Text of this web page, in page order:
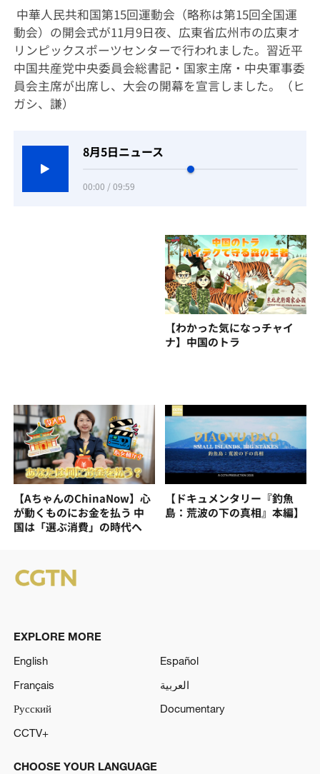
中華人民共和国第15回運動会（略称は第15回全国運
動会）の開会式が11月9日夜、広東省広州市の広東オ
リンピックスポーツセンターで行われました。習近平
中国共産党中央委員会総書記・国家主席・中央軍事委
員会主席が出席し、大会の開幕を宣言しました。（ヒ
ガシ、謙）
8月5日ニュース
00:00 / 09:59
【わかった気になっチャイ
ナ】中国のトラ
【AちゃんのChinaNow】心
が動くものにお金を払う 中
国は「選ぶ消費」の時代へ
【ドキュメンタリー『釣魚
島：荒波の下の真相』本編】
EXPLORE MORE
English
Español
Français
العربية
Русский
Documentary
CCTV+
CHOOSE YOUR LANGUAGE